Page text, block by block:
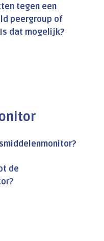
tegen een
peergroup of
dat mogelijk?
de